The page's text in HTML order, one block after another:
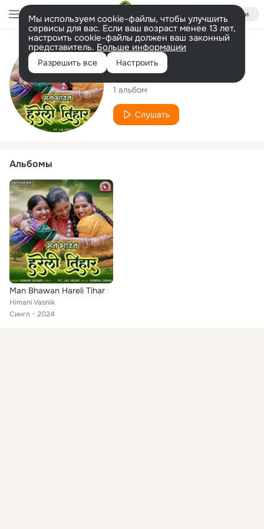
Войти
Мы используем cookie-файлы, чтобы улучшить
сервисы для вас. Если ваш возраст менее 13 лет,
настроить cookie-файлы должен ваш законный
представитель. Больше информации
Разрешить все Настроить
Исполнитель
Himani Vasnik
1 альбом
Слушать
Альбомы
Man Bhawan Hareli Tihar
Himani Vasnik
Сингл
2024